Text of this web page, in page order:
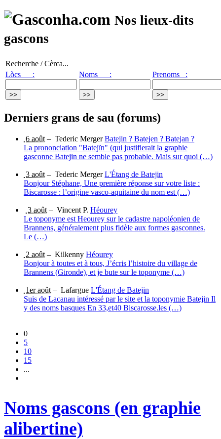
Nos lieux-dits
gascons
Recherche / Cèrca...
Lòcs :
Noms : Prenoms :
Derniers grans de sau (forums)
6 août – Tederic Merger Batejin ? Batejen ? Batejan ?
La prononciation "Batejïn" (qui justifierait la graphie
gasconne Batejin ne semble pas probable. Mais sur quoi (…)
3 août – Tederic Merger L'Étang de Batejin
Bonjour Stéphane, Une première réponse sur votre liste :
Biscarosse : l’origine vasco-aquitaine du nom est (…)
3 août – Vincent P. Héourey
Le toponyme est Heourey sur le cadastre napoléonien de
Brannens, généralement plus fidèle aux formes gasconnes.
Le (…)
2 août – Kilkenny Héourey
Bonjour à toutes et à tous, J’écris l’histoire du village de
Brannens (Gironde), et je bute sur le toponyme (…)
1er août – Lafargue L'Étang de Batejin
Suis de Lacanau intéressé par le site et la toponymie Batejin Il
y des noms basques En 33,et40 Biscarosse.les (…)
0
5
10
15
...
Noms gascons (en graphie
alibertine)